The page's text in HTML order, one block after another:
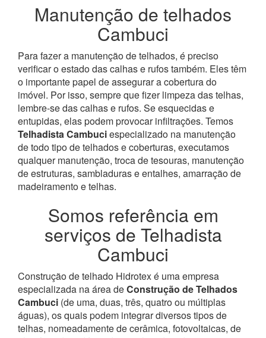
Manutenção de telhados
Cambuci
Para fazer a manutenção de telhados, é preciso
verificar o estado das calhas e rufos também. Eles têm
o importante papel de assegurar a cobertura do
imóvel. Por isso, sempre que fizer limpeza das telhas,
lembre-se das calhas e rufos. Se esquecidas e
entupidas, elas podem provocar infiltrações. Temos
Telhadista Cambuciespecializado na manutenção
de todo tipo de telhados e coberturas, executamos
qualquer manutenção, troca de tesouras, manutenção
de estruturas, sambladuras e entalhes, amarração de
madeiramento e telhas.
Somos referência em
serviços de Telhadista
Cambuci
Construção de telhado Hidrotex é uma empresa
especializada na área deConstrução de Telhados
Cambuci (de uma, duas, três, quatro ou múltiplas
águas), os quais podem integrar diversos tipos de
telhas, nomeadamente de cerâmica, fotovoltaicas, de